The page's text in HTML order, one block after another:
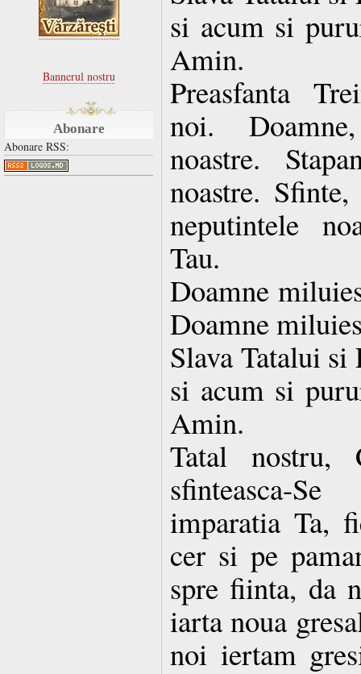
Bannerul nostru
Abonare
Abonare RSS:
si acum si
Amin.
Preasfanta
noi.
noastre.
noastre.
neputintele
Tau.
Doamne
Doamne
Slava Tatalui
si acum si
Amin.
Tatal
sfinteasca-
imparatia Ta,
cer si pe
spre fiinta, da
iarta noua
noi iertam